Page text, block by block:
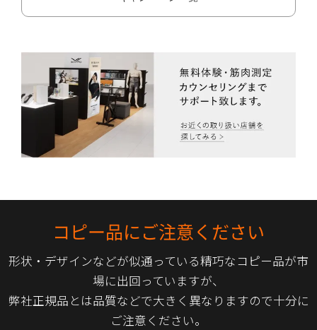
コピー品にご注意ください
形状・デザインなどが似通っている精巧なコピー品が市
場に出回っていますが、
弊社正規品とは品質などで大きく異なりますので十分に
ご注意ください。